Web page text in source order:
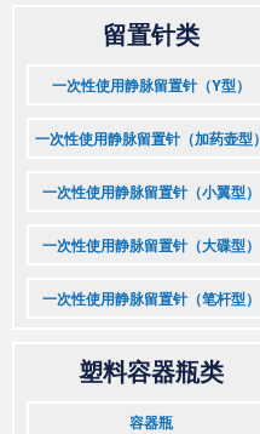
留置针类
一次性使用静脉留置针（Y型）
一次性使用静脉留置针（加药壶型）
一次性使用静脉留置针（小翼型）
一次性使用静脉留置针（大碟型）
一次性使用静脉留置针（笔杆型）
塑料容器瓶类
容器瓶